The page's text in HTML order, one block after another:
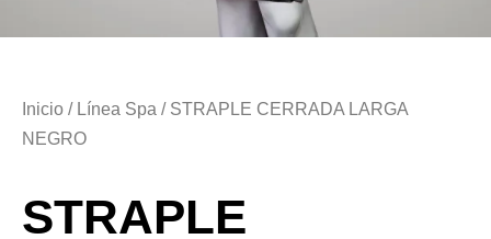
Inicio / Línea Spa / STRAPLE CERRADA LARGA
NEGRO
STRAPLE